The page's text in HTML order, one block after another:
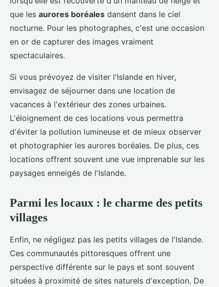
que les aurores boréales dansent dans le ciel
nocturne. Pour les photographes, c'est une occasion
en or de capturer des images vraiment
spectaculaires.
Si vous prévoyez de visiter l'Islande en hiver,
envisagez de séjourner dans une location de
vacances à l'extérieur des zones urbaines.
L'éloignement de ces locations vous permettra
d'éviter la pollution lumineuse et de mieux observer
et photographier les aurores boréales. De plus, ces
locations offrent souvent une vue imprenable sur les
paysages enneigés de l'Islande.
Parmi les locaux : le charme des petits
villages
Enfin, ne négligez pas les petits villages de l'Islande.
Ces communautés pittoresques offrent une
perspective différente sur le pays et sont souvent
situées à proximité de sites naturels d'exception. De